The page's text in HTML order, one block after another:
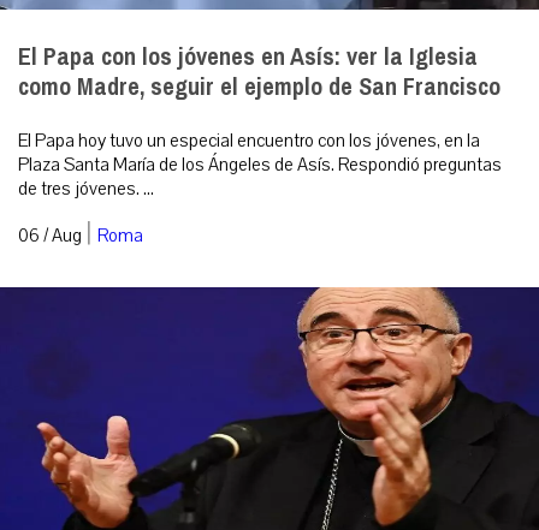
El Papa con los jóvenes en Asís: ver la Iglesia
como Madre, seguir el ejemplo de San Francisco
El Papa hoy tuvo un especial encuentro con los jóvenes, en la
Plaza Santa María de los Ángeles de Asís. Respondió preguntas
de tres jóvenes. ...
06 / Aug | Roma